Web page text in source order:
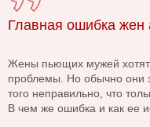
Главная ошибка жен
Жены пьющих мужей хотят
проблемы. Но обычно они
того неправильно, что
В чем же ошибка и как ее